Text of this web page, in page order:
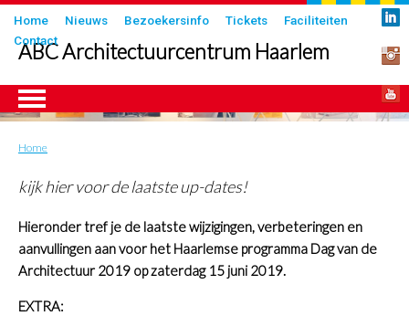
Overslaan
en
naar
inhoud
gaan
Submenu
Home Nieuws Bezoekersinfo Tickets
Faciliteiten
Contact
ABC Architectuurcentrum Haarlem
Kruimelpad
Home
kijk hier voor de laatste up-dates!
Hieronder tref je de laatste wijzigingen, verbeteringen en
aanvullingen aan voor het Haarlemse programma Dag van de
Architectuur 2019 op zaterdag 15 juni 2019.
EXTRA: